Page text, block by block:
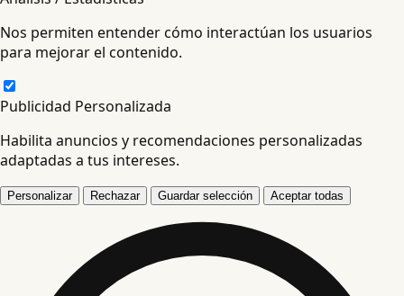
Nos permiten entender cómo interactúan los usuarios
para mejorar el contenido.
Publicidad Personalizada
Habilita anuncios y recomendaciones personalizadas
adaptadas a tus intereses.
Personalizar Rechazar Guardar selección Aceptar todas